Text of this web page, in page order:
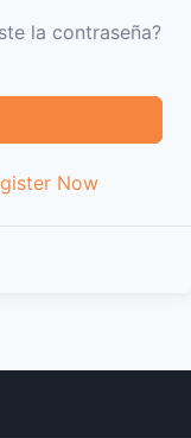
la contraseña?
Now